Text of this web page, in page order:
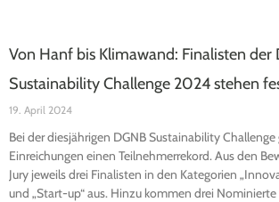
Von Hanf bis Klimawand: Finalisten der
Sustainability Challenge 2024 stehen
19. April 2024
Bei der diesjährigen DGNB Sustainability Challenge
Einreichungen einen Teilnehmerrekord. Aus den
Jury jeweils drei Finalisten in den Kategorien
und „Start-up“ aus. Hinzu kommen drei